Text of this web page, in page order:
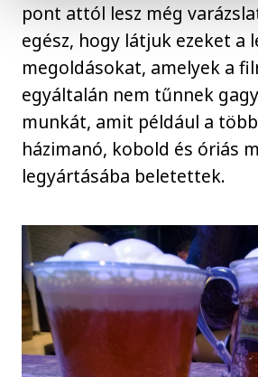
pont attól lesz még
egész, hogy látjuk ezeket a
megoldásokat, amelyek a
egyáltalán nem tűnnek
munkát, amit például a
házimanó, kobold és óriás
legyártásába beletettek.